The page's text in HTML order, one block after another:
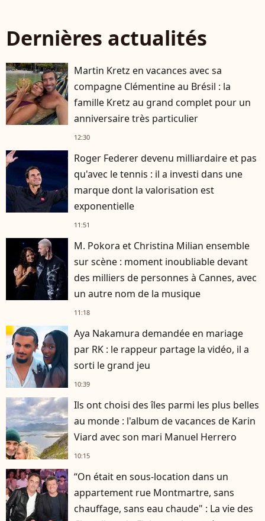
Dernières actualités
Martin Kretz en vacances avec sa
compagne Clémentine au Brésil : la
famille Kretz au grand complet pour un
anniversaire très particulier
12:30
Roger Federer devenu milliardaire et pas
qu'avec le tennis : il a investi dans une
marque dont la valorisation est
exponentielle
11:51
M. Pokora et Christina Milian ensemble
sur scène : moment inoubliable devant
des milliers de personnes à Cannes, avec
un autre nom de la musique
11:18
Aya Nakamura demandée en mariage
par RK : le rappeur partage la vidéo, il a
sorti le grand jeu
10:39
Ils ont choisi des îles parmi les plus belles
au monde : l'album de vacances de Karin
Viard avec son mari Manuel Herrero
10:15
“On était en sous-location dans un
appartement rue Montmartre, sans
chauffage, sans eau chaude" : La vie des